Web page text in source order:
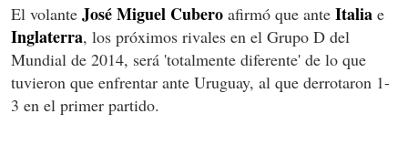
El volante José Miguel Cubero afirmó que ante Italia e
Inglaterra, los próximos rivales en el Grupo D del
Mundial de 2014, será 'totalmente diferente' de lo que
tuvieron que enfrentar ante Uruguay, al que derrotaron 1-
3 en el primer partido.